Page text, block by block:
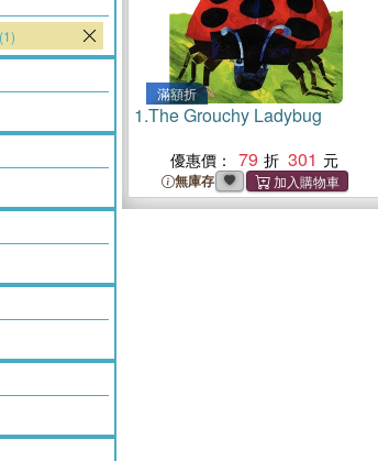
滿額折
1.The Grouchy Ladybug
優惠價： 79 301
無庫存